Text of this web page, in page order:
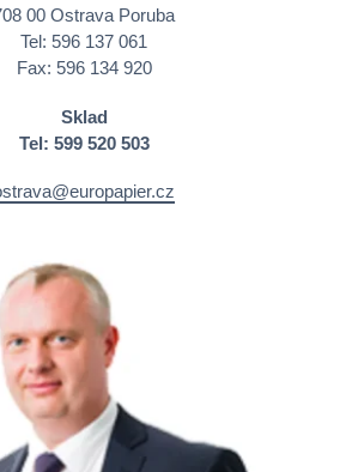
00 Ostrava Poruba
Tel: 596 137 061
Fax: 596 134 920
Sklad
Tel: 599 520 503